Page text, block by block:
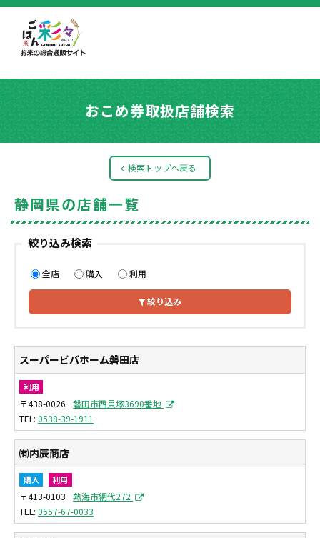
おこめ券取扱店舗検索
検索トップへ戻る
静岡県の店舗一覧
絞り込み検索
全店 購入 利用
絞り込み
スーパービバホーム磐田店
利用
〒438-0026
磐田市西貝塚3690番地
0538-39-1911
㈲内辰商店
購入 利用
〒413-0103
熱海市網代272
0557-67-0033